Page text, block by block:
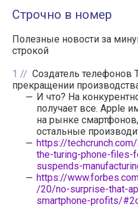
Строчно в номер
Полезные новости за
строкой
1
Создатель телефонов
прекращении
И что? На
получает все. Apple
на рынке
остальные
https://
the-turing-phone-files-
suspends-
https://
/20/no-surprise-that-
smartphone-profits/